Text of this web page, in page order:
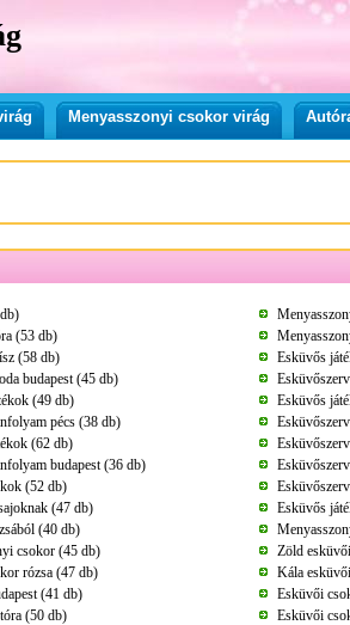
Menyasszonyi csokor virág
(53 db)
(58 db)
Esküvős
budapest (45 db)
(49 db)
Esküvős
pécs (38 db)
(62 db)
budapest (36 db)
(52 db)
(47 db)
Esküvős
(40 db)
csokor (45 db)
Zöld
rózsa (47 db)
Kála
(41 db)
Esküvői
(50 db)
Esküvői